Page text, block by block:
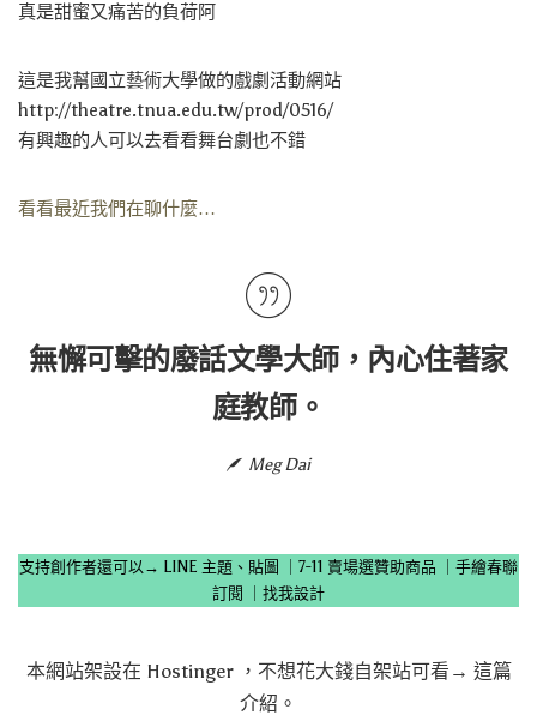
真是甜蜜又痛苦的負荷阿
這是我幫國立藝術大學做的戲劇活動網站
http://theatre.tnua.edu.tw/prod/0516/
有興趣的人可以去看看舞台劇也不錯
看看最近我們在聊什麼…
無懈可擊的廢話文學大師，內心住著家
庭教師。
Meg Dai
支持創作者還可以→ LINE 主題、貼圖 7-11 賣場選贊助商品
手繪春聯
訂閱
找我設計
本網站架設在 Hostinger，不想花大錢自架站可看→ 這篇
介紹 。